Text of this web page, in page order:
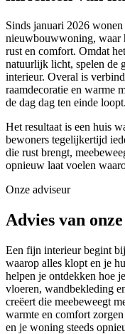
Sinds januari 2026
nieuwbouwwoning, waar
rust en comfort. Omdat
natuurlijk licht, spelen de
interieur. Overal is
raamdecoratie en warme
de dag dag ten einde loopt.
Het resultaat is een huis
bewoners tegelijkertijd
die rust brengt,
opnieuw laat voelen
Onze adviseur
Advies van
Een fijn interieur begint
waarop alles klopt en je
helpen je ontdekken hoe
vloeren, wandbekleding
creëert die meebeweegt
warmte en comfort
en je woning steeds